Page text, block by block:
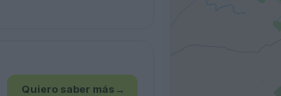
Quiero saber más →